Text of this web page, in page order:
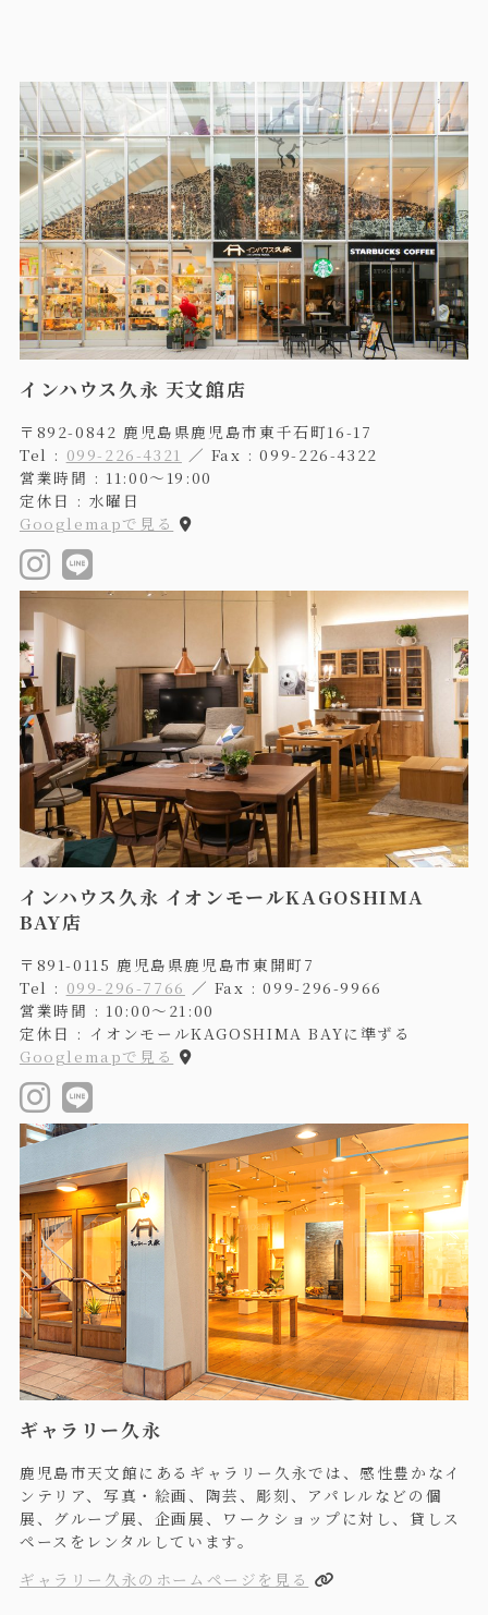
インハウス久永 天文館店
〒892-0842 鹿児島県鹿児島市東千石町16-17
Tel : 099-226-4321 ／ Fax : 099-226-4322
営業時間 : 11:00〜19:00
定休日 : 水曜日
Googlemapで見る
インハウス久永 イオンモールKAGOSHIMA
BAY店
〒891-0115 鹿児島県鹿児島市東開町7
Tel : 099-296-7766 ／ Fax : 099-296-9966
営業時間 : 10:00〜21:00
定休日 : イオンモールKAGOSHIMA BAYに準ずる
Googlemapで見る
ギャラリー久永
鹿児島市天文館にあるギャラリー久永では、感性豊かなイ
ンテリア、写真・絵画、陶芸、彫刻、アパレルなどの個
展、グループ展、企画展、ワークショップに対し、貸しス
ペースをレンタルしています。
ギャラリー久永のホームページを見る